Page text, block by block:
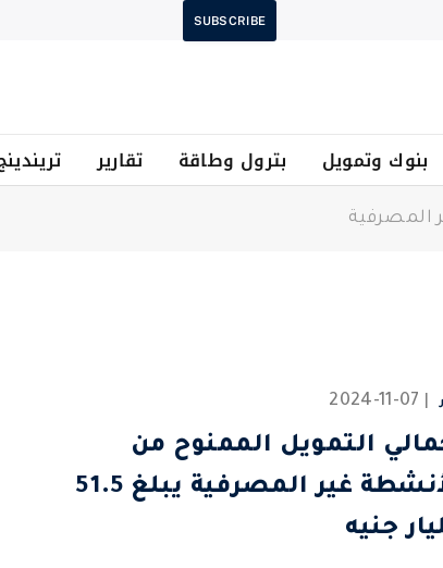
SUBSCRIBE
بنوك وتمويل بترول وطاقة تقارير
المصرفية
2024-11-07
التمويل الممنوح من
الأنشطة غير المصرفية يبلغ 51.5
جنيه